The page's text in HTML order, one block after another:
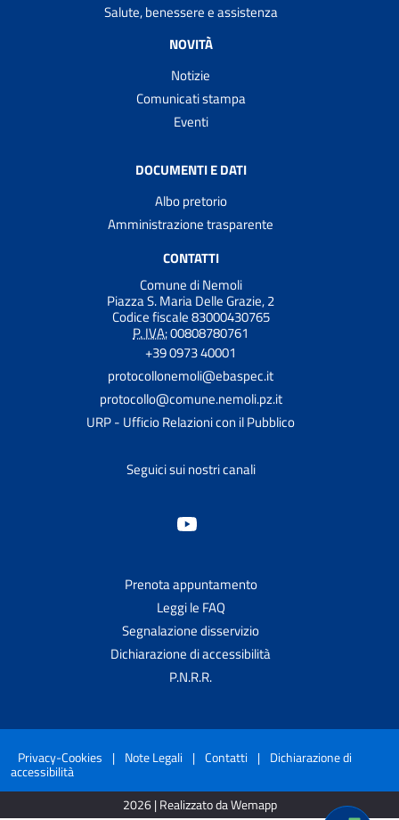
Salute, benessere e assistenza
NOVITÀ
Notizie
Comunicati stampa
Eventi
DOCUMENTI E DATI
Albo pretorio
Amministrazione trasparente
CONTATTI
Comune di Nemoli
Piazza S. Maria Delle Grazie, 2
Codice fiscale 83000430765
P. IVA:00808780761
+39 0973 40001
protocollonemoli@ebaspec.it
protocollo@comune.nemoli.pz.it
URP - Ufficio Relazioni con il Pubblico
Seguici sui nostri canali
Prenota appuntamento
Leggi le FAQ
Segnalazione disservizio
Dichiarazione di accessibilità
P.N.R.R.
Privacy-Cookies | Note Legali | Contatti | Dichiarazione di
accessibilità
2026 | Realizzato da Wemapp